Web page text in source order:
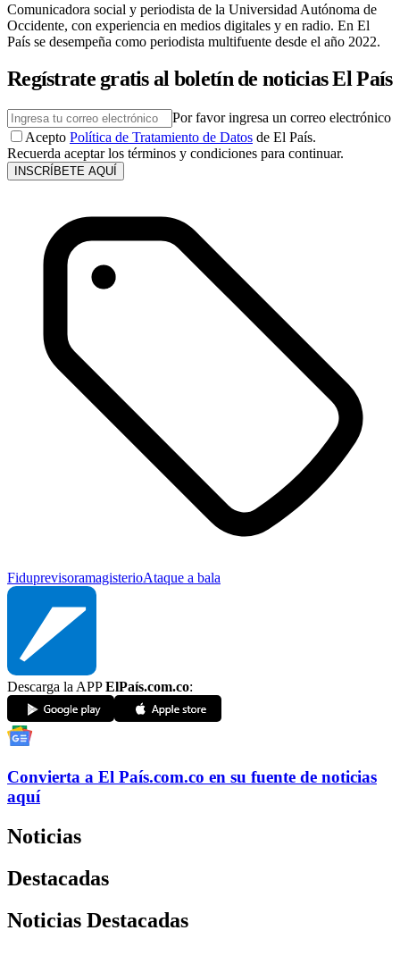
Comunicadora social y periodista de la Universidad Autónoma de
Occidente, con experiencia en medios digitales y en radio. En El
País se desempeña como periodista multifuente desde el año 2022.
Regístrate gratis al boletín de noticias El País
Por favor ingresa un correo electrónico
Acepto Política de Tratamiento de Datos de El País.
Recuerda aceptar los términos y condiciones para continuar.
INSCRÍBETE AQUÍ
FiduprevisoramagisterioAtaque a bala
Descarga la APPElPaís.com.co:
Convierta a El País.com.co en su fuente de noticias
aquí
Noticias
Destacadas
Noticias Destacadas